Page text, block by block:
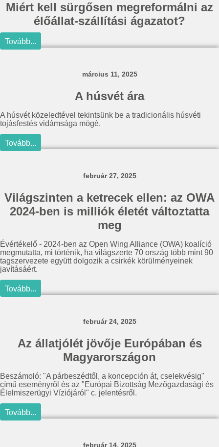
Miért kell sürgősen megreformálni az
élőállat-szállítási ágazatot?
Tovább...
március 11, 2025
A húsvét ára
A húsvét közeledtével tekintsünk be a tradicionális húsvéti
tojásfestés vidámsága mögé.
Tovább...
február 27, 2025
Világszinten a ketrecek ellen: az OWA
2024-ben is milliók életét változtatta
meg
Évértékelő - 2024-ben az Open Wing Alliance (OWA) koalíció
megmutatta, mi történik, ha világszerte 70 ország több mint 90
tagszervezete együtt dolgozik a csirkék körülményeinek
javításáért.
Tovább...
február 24, 2025
Az állatjólét jövője Európában és
Magyarországon
Beszámoló: "A párbeszédtől, a koncepción át, cselekvésig"
című eseményről és az "Európai Bizottság Mezőgazdasági és
Élelmiszerügyi Víziójáról" c. jelentésről.
Tovább...
február 14, 2025